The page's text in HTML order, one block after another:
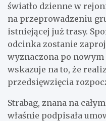
światło dzienne w
na przeprowadzeniu
istniejącej już trasy.
odcinka zostanie
wyznaczona po
wskazuje na to, że
przedsięwzięcia
Strabag, znana na
właśnie podpisała